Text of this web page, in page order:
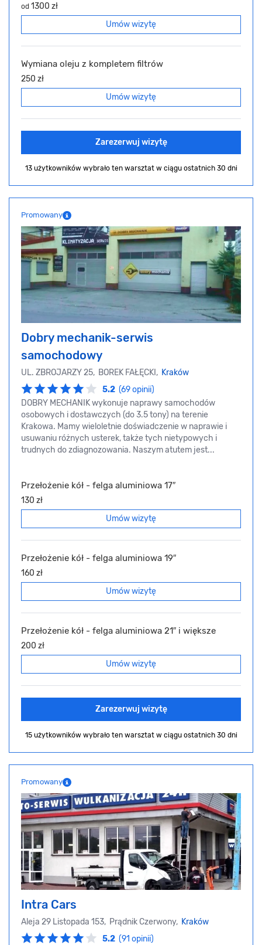
od 1300 zł
Umów wizytę
Wymiana oleju z kompletem filtrów
250 zł
Umów wizytę
Zarezerwuj wizytę
13 użytkowników wybrało ten warsztat w ciągu ostatnich 30 dni
Promowany
Dobry mechanik-serwis
samochodowy
UL. ZBROJARZY 25, BOREK FAŁĘCKI, Kraków
5.2 (69 opinii)
DOBRY MECHANIK wykonuje naprawy samochodów
osobowych i dostawczych (do 3.5 tony) na terenie
Krakowa. Mamy wieloletnie doświadczenie w naprawie i
usuwaniu różnych usterek, także tych nietypowych i
trudnych do zdiagnozowania. Naszym atutem jest...
Przełożenie kół - felga aluminiowa 17″
130 zł
Umów wizytę
Przełożenie kół - felga aluminiowa 19″
160 zł
Umów wizytę
Przełożenie kół - felga aluminiowa 21″ i większe
200 zł
Umów wizytę
Zarezerwuj wizytę
15 użytkowników wybrało ten warsztat w ciągu ostatnich 30 dni
Promowany
Intra Cars
Aleja 29 Listopada 153, Prądnik Czerwony, Kraków
5.2 (91 opinii)